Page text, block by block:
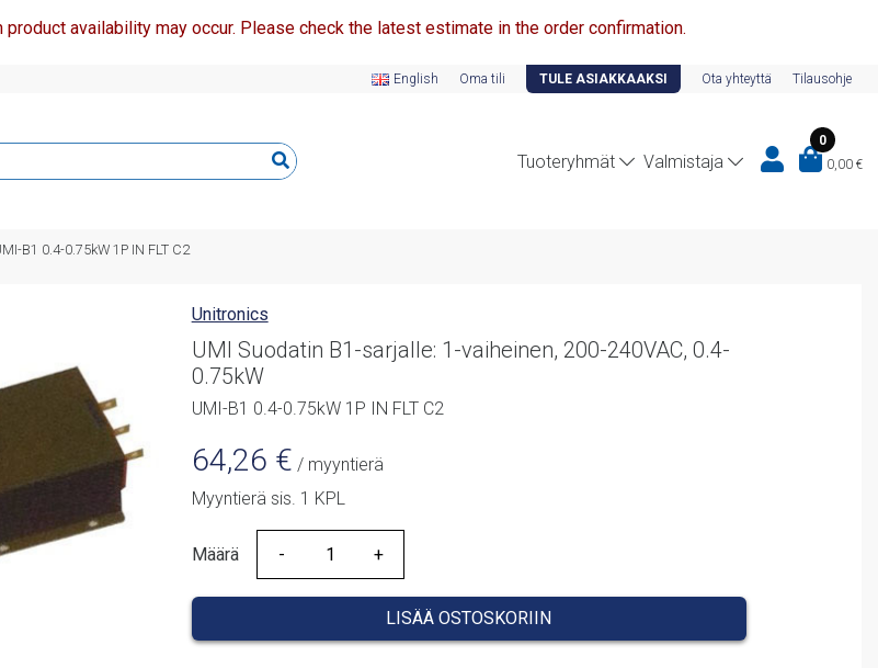
product availability may occur. Please check the latest estimate in the order confirmation.
English Oma tili TULE ASIAKKAAKSI Ota yhteyttä Tilausohje
Tuoteryhmät Valmistaja
0
0,00 €
B1 0.4-0.75kW 1P IN FLT C2
Unitronics
UMI Suodatin B1-sarjalle: 1-vaiheinen, 200-240VAC, 0.4-
0.75kW
UMI-B1 0.4-0.75kW 1P IN FLT C2
64,26 € / myyntierä
Myyntierä sis. 1 KPL
Määrä
Määrä
LISÄÄ OSTOSKORIIN